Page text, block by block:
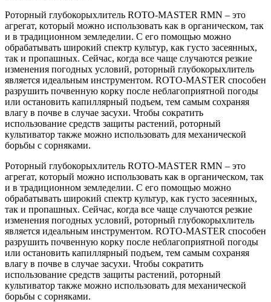
Роторный глубокорыхлитель ROTO-MASTER RMN – это
агрегат, который можно использовать как в органическом, так
и в традиционном земледелии. С его помощью можно
обрабатывать широкий спектр культур, как густо засеянных,
так и пропашных. Сейчас, когда все чаще случаются резкие
изменения погодных условий, роторный глубокорыхлитель
является идеальным инструментом. ROTO-MASTER способен
разрушить почвенную корку после неблагоприятной погоды
или остановить капиллярный подъем, тем самым сохраняя
влагу в почве в случае засухи. Чтобы сократить
использование средств защиты растений, роторный
культиватор также можно использовать для механической
борьбы с сорняками.
Роторный глубокорыхлитель ROTO-MASTER RMN – это
агрегат, который можно использовать как в органическом, так
и в традиционном земледелии. С его помощью можно
обрабатывать широкий спектр культур, как густо засеянных,
так и пропашных. Сейчас, когда все чаще случаются резкие
изменения погодных условий, роторный глубокорыхлитель
является идеальным инструментом. ROTO-MASTER способен
разрушить почвенную корку после неблагоприятной погоды
или остановить капиллярный подъем, тем самым сохраняя
влагу в почве в случае засухи. Чтобы сократить
использование средств защиты растений, роторный
культиватор также можно использовать для механической
борьбы с сорняками.